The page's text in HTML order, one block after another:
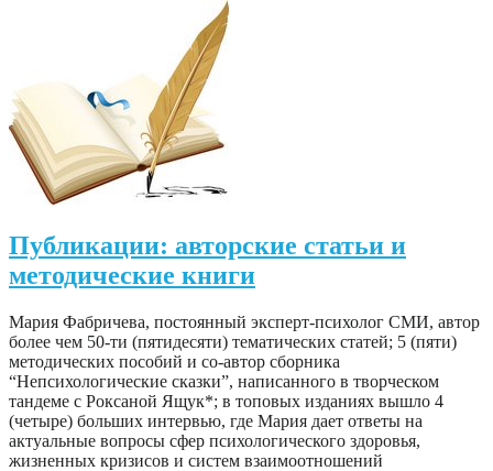
Публикации: авторские статьи и
методические книги
Мария Фабричева, постоянный эксперт-психолог СМИ, автор
более чем 50-ти (пятидесяти) тематических статей; 5 (пяти)
методических пособий и со-автор сборника
“Непсихологические сказки”, написанного в творческом
тандеме с Роксаной Ящук*; в топовых изданиях вышло 4
(четыре) больших интервью, где Мария дает ответы на
актуальные вопросы сфер психологического здоровья,
жизненных кризисов и систем взаимоотношений